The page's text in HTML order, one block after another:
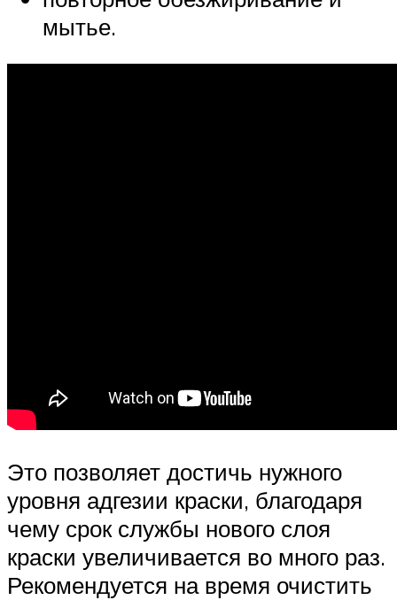
мытье.
Это позволяет достичь нужного
уровня адгезии краски, благодаря
чему срок службы нового слоя
краски увеличивается во много раз.
Рекомендуется на время очистить